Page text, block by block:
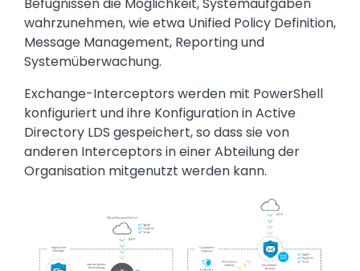
Befugnissen die Möglichkeit, Systemaufgaben
wahrzunehmen, wie etwa Unified Policy Definition,
Message Management, Reporting und
Systemüberwachung.
Exchange-Interceptors werden mit PowerShell
konfiguriert und ihre Konfiguration in Active
Directory LDS gespeichert, so dass sie von
anderen Interceptors in einer Abteilung der
Organisation mitgenutzt werden kann.